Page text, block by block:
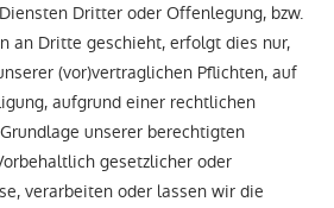
Dritter oder Offenlegung, bzw.
an Dritte geschieht, erfolgt dies nur,
(vor)vertraglichen Pflichten, auf
aufgrund einer rechtlichen
unserer berechtigten
gesetzlicher oder
verarbeiten oder lassen wir die